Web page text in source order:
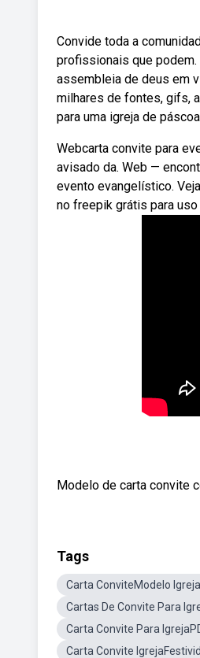
Convide toda a
profissionais que podem.
assembleia de deus em
milhares de fontes, gifs,
para uma igreja de
Webcarta convite para
avisado da. Web —
evento evangelístico.
no freepik grátis para
Modelo de carta convite
Tags
Carta ConviteModelo Igreja
Cartas De Convite Para
Carta Convite Para
Carta Convite